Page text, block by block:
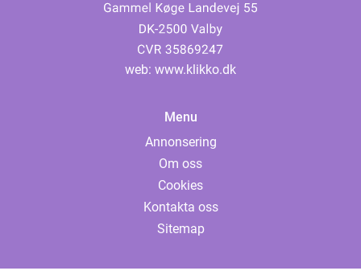
web: www.klikko.dk
Menu
Annonsering
Om oss
Cookies
Kontakta oss
Sitemap